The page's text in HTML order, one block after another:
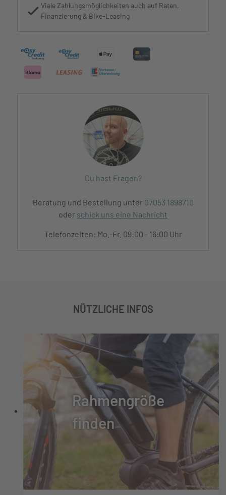
Viele Zahlungsmöglichkeiten auch auf Raten,
Finanzierung & Bike-Leasing
Du hast Fragen?
Beratung und Bestellung unter 07053 1898710
oder schick uns eine Nachricht
Telefonzeiten: Mo.-Fr. 09:00 - 16:00 Uhr
NÜTZLICHE INFOS
Rahmengröße
finden